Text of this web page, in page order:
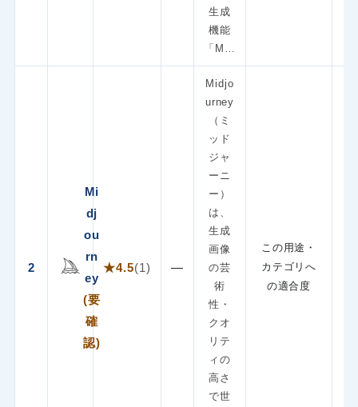
生成
機能
「M…
2
Mi
dj
ou
rn
ey
(要
確
認)
★4.5(1) —
Midjo
urney
（ミ
ッド
ジャ
ーニ
ー）
は、
生成
画像
の芸
術
性・
クオ
リテ
ィの
高さ
で世
この用途・
カテゴリへ
の適合度